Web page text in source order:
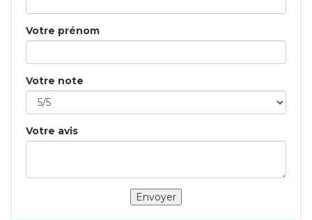
Votre prénom
Votre note
Votre avis